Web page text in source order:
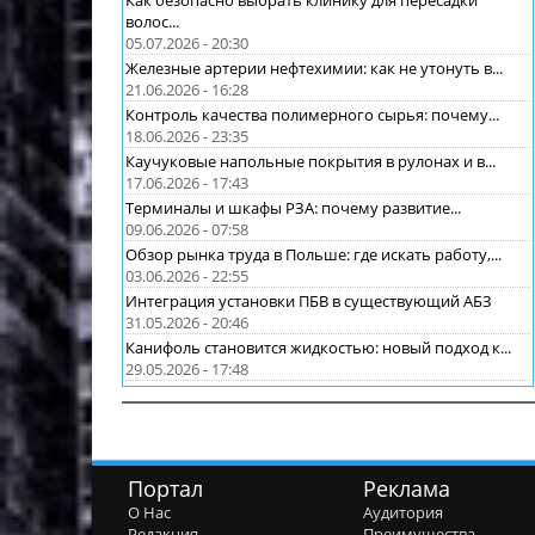
волос...
05.07.2026 - 20:30
Железные артерии нефтехимии: как не утонуть в...
21.06.2026 - 16:28
Контроль качества полимерного сырья: почему...
18.06.2026 - 23:35
Каучуковые напольные покрытия в рулонах и в...
17.06.2026 - 17:43
Терминалы и шкафы РЗА: почему развитие...
09.06.2026 - 07:58
Обзор рынка труда в Польше: где искать работу,...
03.06.2026 - 22:55
Интеграция установки ПБВ в существующий АБЗ
31.05.2026 - 20:46
Канифоль становится жидкостью: новый подход к...
29.05.2026 - 17:48
Портал
О Нас
Реклама
Аудитория